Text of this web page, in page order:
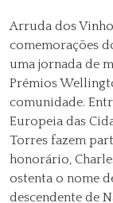
Arruda dos
comemorações
uma jornada de
Prémios
comunidade.
Europeia das
Torres fazem
honorário,
ostenta o nome
descendente de